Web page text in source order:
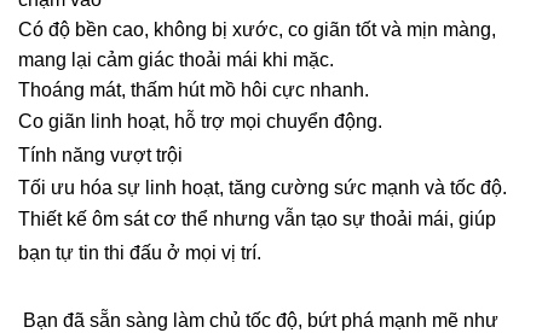
Có độ bền cao, không bị xước, co giãn tốt và mịn màng,
mang lại cảm giác thoải mái khi mặc.
Thoáng mát, thấm hút mồ hôi cực nhanh.
Co giãn linh hoạt, hỗ trợ mọi chuyển động.
Tính năng vượt trội
Tối ưu hóa sự linh hoạt, tăng cường sức mạnh và tốc độ.
Thiết kế ôm sát cơ thể nhưng vẫn tạo sự thoải mái, giúp
bạn tự tin thi đấu ở mọi vị trí.
Bạn đã sẵn sàng làm chủ tốc độ, bứt phá mạnh mẽ như